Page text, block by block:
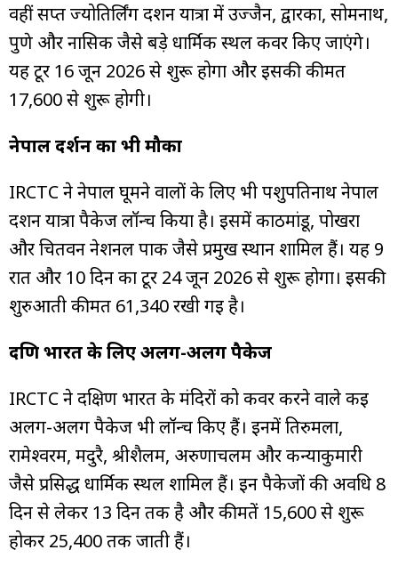
वहीं सप्त ज्योतिर्लिंग दर्शन यात्रा में उज्जैन, द्वारका, सोमनाथ,
पुणे और नासिक जैसे बड़े धार्मिक स्थल कवर किए जाएंगे।
यह टूर 16 जून 2026 से शुरू होगा और इसकी कीमत
₹17,600 से शुरू होगी।
नेपाल दर्शन का भी मौका
IRCTC ने नेपाल घूमने वालों के लिए भी पशुपतिनाथ नेपाल
दर्शन यात्रा पैकेज लॉन्च किया है। इसमें काठमांडू, पोखरा
और चितवन नेशनल पार्क जैसे प्रमुख स्थान शामिल हैं। यह 9
रात और 10 दिन का टूर 24 जून 2026 से शुरू होगा। इसकी
शुरुआती कीमत ₹61,340 रखी गई है।
दक्षिण भारत के लिए अलग-अलग पैकेज
IRCTC ने दक्षिण भारत के मंदिरों को कवर करने वाले कई
अलग-अलग पैकेज भी लॉन्च किए हैं। इनमें तिरुमला,
रामेश्वरम, मदुरै, श्रीशैलम, अरुणाचलम और कन्याकुमारी
जैसे प्रसिद्ध धार्मिक स्थल शामिल हैं। इन पैकेजों की अवधि 8
दिन से लेकर 13 दिन तक है और कीमतें ₹15,600 से शुरू
होकर ₹25,400 तक जाती हैं।